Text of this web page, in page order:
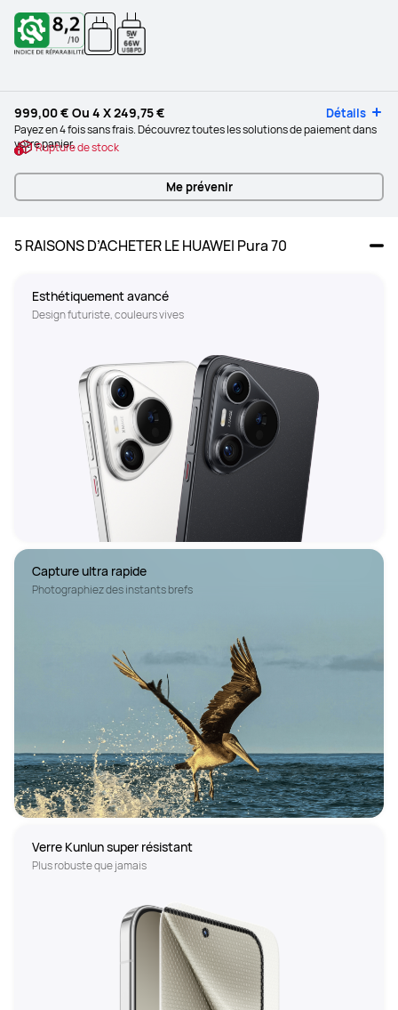
5W
-
66W
USB PD
999,00 € Ou 4 X249,75 € Détails
Payez en 4 fois sans frais. Découvrez toutes les solutions de paiement dans
votre panier.
Rupture de stock
Me prévenir
5 RAISONS D’ACHETER LE HUAWEI Pura 70
Design futuriste, couleurs vives
Photographiez des instants brefs
Plus robuste que jamais